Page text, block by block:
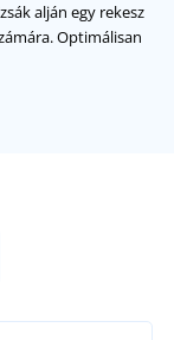
alján egy rekesz
Optimálisan